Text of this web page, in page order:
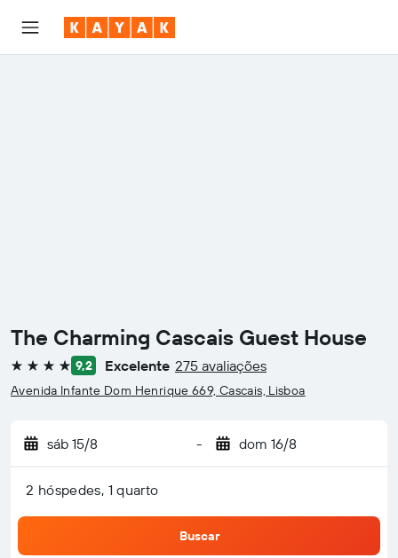
The Charming Cascais Guest House
4 estrelas 9,2 Excelente 275 avaliações
Avenida Infante Dom Henrique 669, Cascais, Lisboa
sáb 15/8 - dom 16/8
2 hóspedes, 1 quarto
Buscar